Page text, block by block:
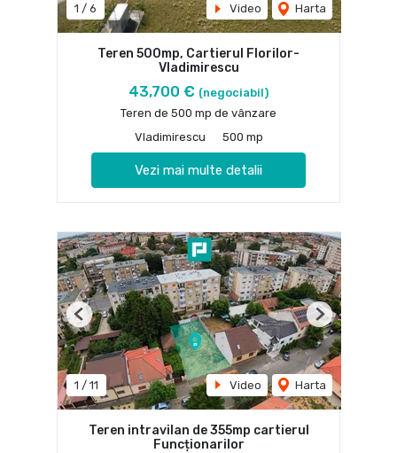
1 / 6 Video Harta
Teren 500mp, Cartierul Florilor-
Vladimirescu
43,700 € (negociabil)
Teren de 500 mp de vânzare
Vladimirescu
500 mp
Vezi mai multe detalii
1 / 11 Video Harta
Previous Next
Teren intravilan de 355mp cartierul
Funcționarilor